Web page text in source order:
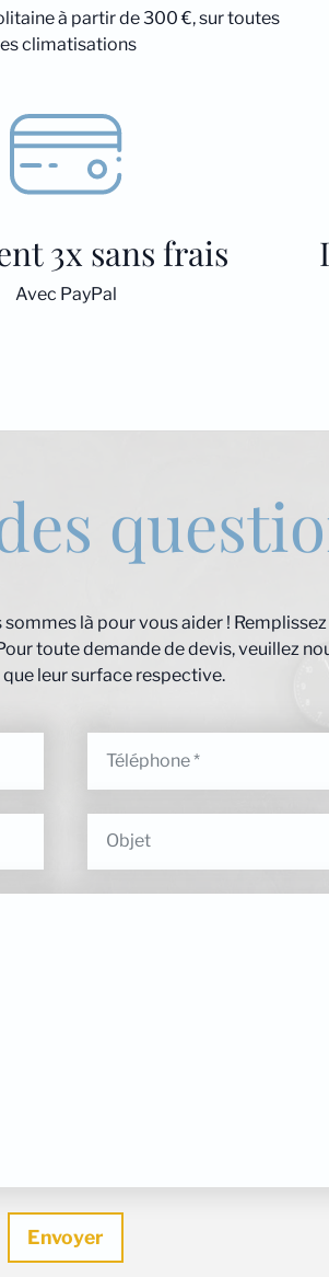
à partir de 300 €, sur toutes
climatisations
3x sans frais
Avec PayPal
sommes là pour vous aider !
toute demande de devis, veuillez
leur surface respective.